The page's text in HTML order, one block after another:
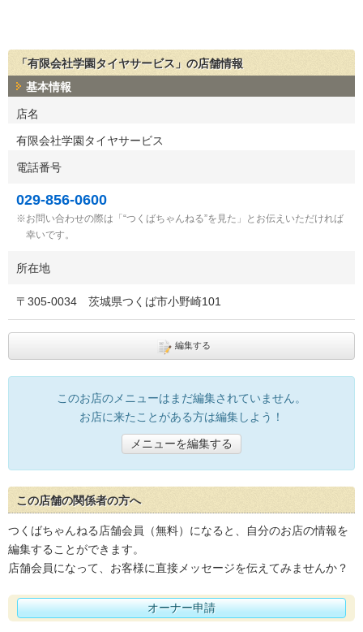
「有限会社学園タイヤサービス」の店舗情報
基本情報
店名
有限会社学園タイヤサービス
電話番号
029-856-0600
お問い合わせの際は「“つくばちゃんねる”を見た」とお伝えいただければ
幸いです。
所在地
〒 305-0034 茨城県つくば市小野崎101
編集する
このお店のメニューはまだ編集されていません。
お店に来たことがある方は編集しよう！
メニューを編集する
この店舗の関係者の方へ
つくばちゃんねる店舗会員（無料）になると、自分のお店の情報を
編集することができます。
店舗会員になって、お客様に直接メッセージを伝えてみませんか？
オーナー申請